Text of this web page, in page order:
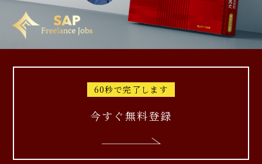
60秒で完了します
今すぐ無料登録